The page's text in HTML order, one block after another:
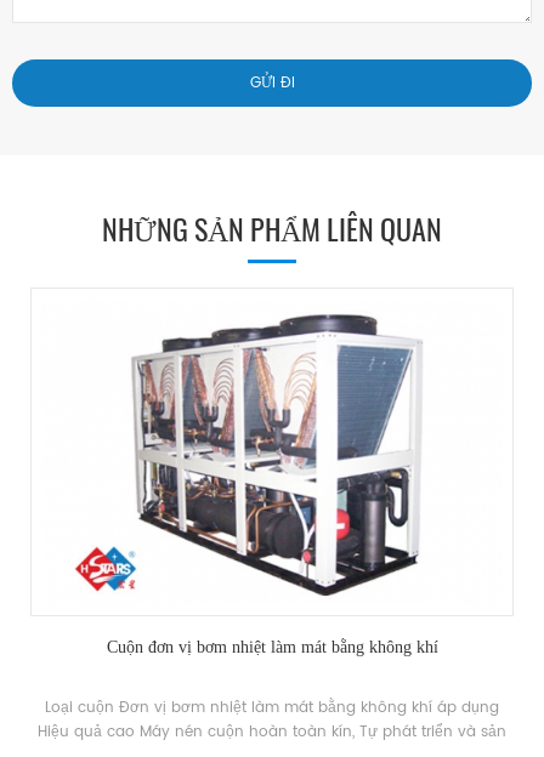
NHỮNG SẢN PHẨM LIÊN QUAN
Cuộn đơn vị bơm nhiệt làm mát bằng không khí
Loại cuộn Đơn vị bơm nhiệt làm mát bằng không khí áp dụng
Hiệu quả cao Máy nén cuộn hoàn toàn kín, Tự phát triển và sản